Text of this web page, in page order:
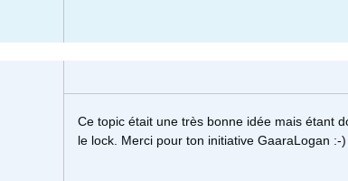
Ce topic était une très bonne idée mais étant
le lock. Merci pour ton initiative GaaraLogan :-)